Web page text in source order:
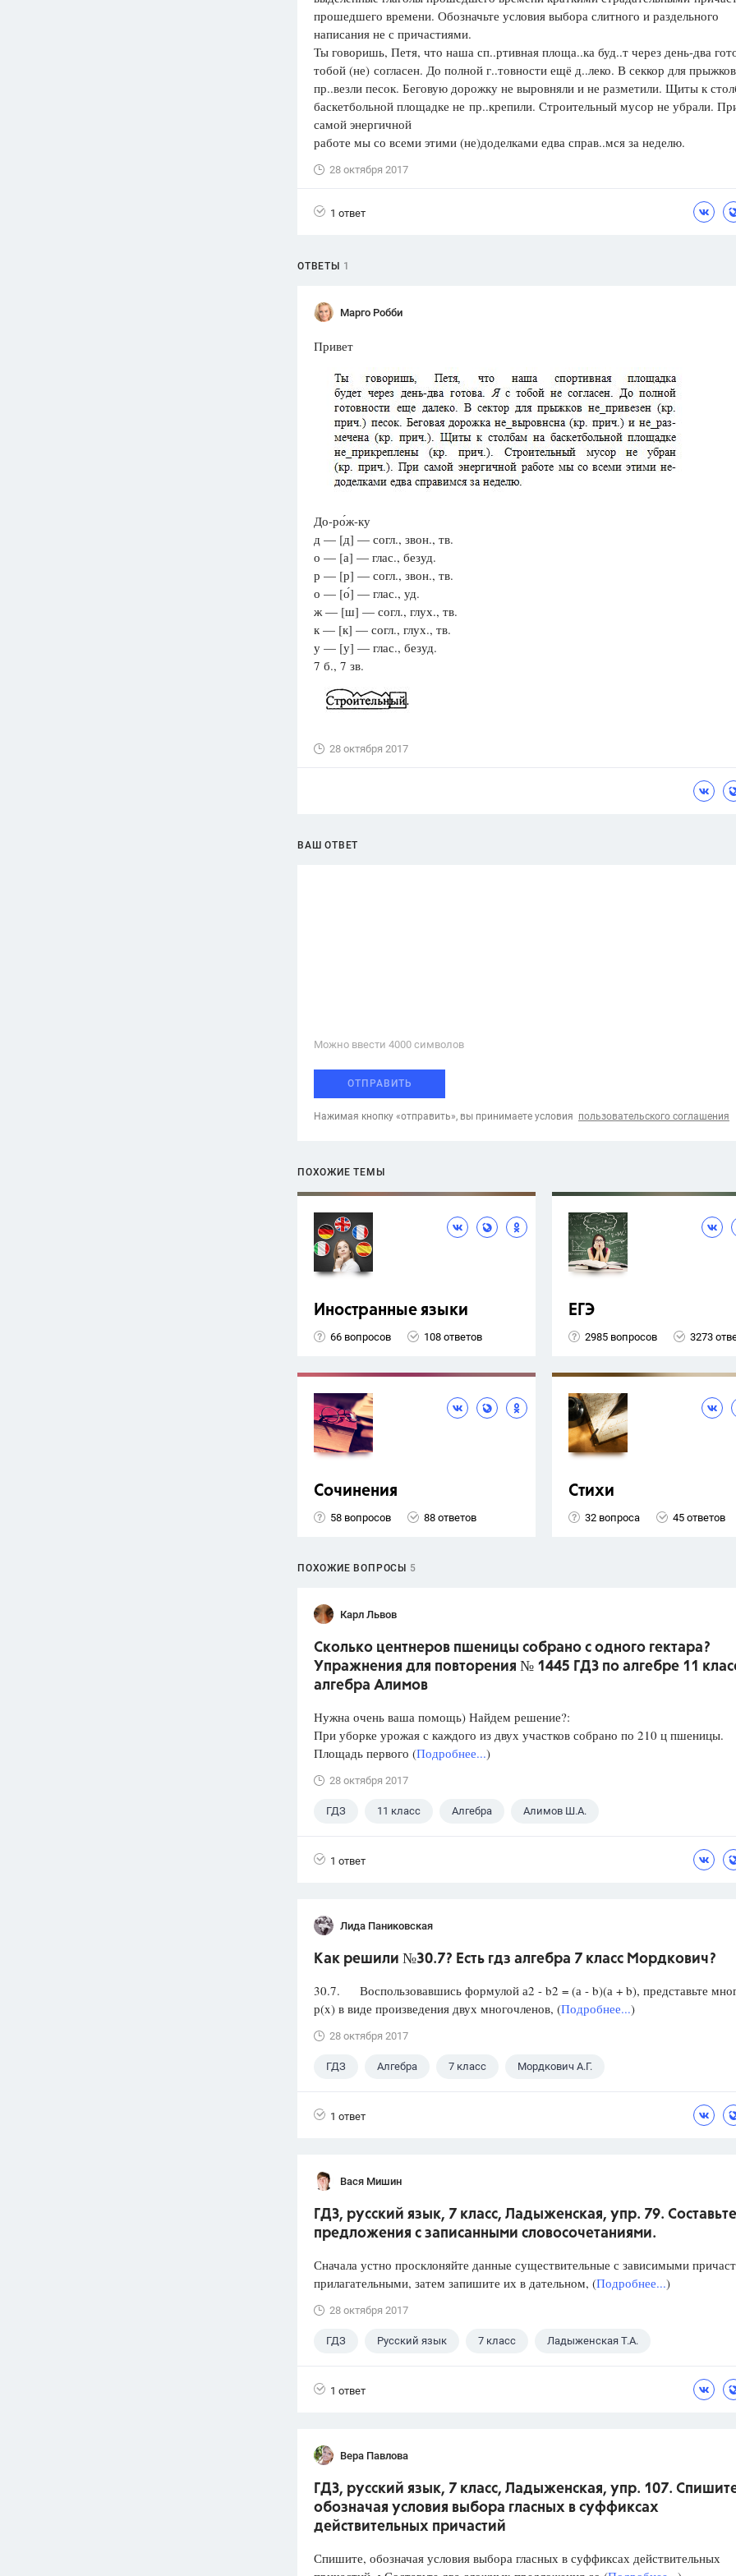
Вузы
Олимпиады
ответа
ГИА
Цветков Л. А.
Психология
Отношения, Любовь, Красота,
ПОКАЗАТЬ ВСЕ
прошедшего времени. Обозначьте условия выбора слитного и раздельного
написания не с причастиями.
Ты говоришь, Петя, что наша сп..ртивная площа..ка буд..т через день-два
тобой (не) согласен. До полной г..товности ещё д..леко. В секкор для
пр..везли песок. Беговую дорожку не выровняли и не разметили. Щиты к
баскетбольной площадке не пр..крепили. Строительный мусор не убрали.
самой энергичной
работе мы со всеми этими (не)доделками едва справ..мся за неделю.
28 октября 2017
1 ответ
ОТВЕТЫ 1
Марго Робби
Привет
До-ро́ж-ку
д — [д] — согл., звон., тв.
о — [а] — глас., безуд.
р — [р] — согл., звон., тв.
о — [о́] — глас., уд.
ж — [ш] — согл., глух., тв.
к — [к] — согл., глух., тв.
у — [у] — глас., безуд.
7 б., 7 зв.
28 октября 2017
ВАШ ОТВЕТ
Можно ввести 4000 cимволов
ОТПРАВИТЬ
Нажимая кнопку «отправить», вы принимаете условия пользовательского соглашения
ПОХОЖИЕ ТЕМЫ
Иностранные языки
66 вопросов 108 ответов
ЕГЭ
2985 вопросов 3273
Сочинения
58 вопросов 88 ответов
Стихи
32 вопроса 45 ответов
ПОХОЖИЕ ВОПРОСЫ 5
Карл Львов
Сколько центнеров пшеницы собрано с одного гектара?
Упражнения для повторения № 1445 ГДЗ по алгебре 11
алгебра Алимов
Нужна очень ваша помощь) Найдем решение?:
При уборке урожая с каждого из двух участков собрано по 210 ц пшеницы.
Площадь первого (Подробнее...)
28 октября 2017
ГДЗ 11 класс Алгебра Алимов Ш.А.
1 ответ
Лида Паниковская
Как решили №30.7? Есть гдз алгебра 7 класс Мордкович?
30.7. Воспользовавшись формулой а2 - b2 = (а - b)(а + b), представьте
р(x) в виде произведения двух многочленов, (Подробнее...)
28 октября 2017
ГДЗ Алгебра 7 класс Мордкович А.Г.
1 ответ
Вася Мишин
ГДЗ, русский язык, 7 класс, Ладыженская, упр. 79.
предложения с записанными словосочетаниями.
Сначала устно просклоняйте данные существительные с зависимыми
прилагательными, затем запишите их в дательном, (Подробнее...)
28 октября 2017
ГДЗ Русский язык 7 класс Ладыженская Т.А.
1 ответ
Вера Павлова
ГДЗ, русский язык, 7 класс, Ладыженская, упр. 107.
обозначая условия выбора гласных в суффиксах
действительных причастий
Спишите, обозначая условия выбора гласных в суффиксах действительных